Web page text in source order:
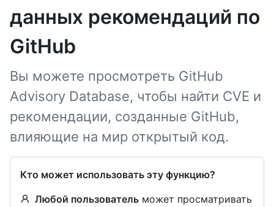
данных рекомендаций по
GitHub
Вы можете просмотреть GitHub
Advisory Database, чтобы найти CVE и
рекомендации, созданные GitHub,
влияющие на мир открытый код.
Кто может использовать эту функцию?
Любой пользователь может просматривать